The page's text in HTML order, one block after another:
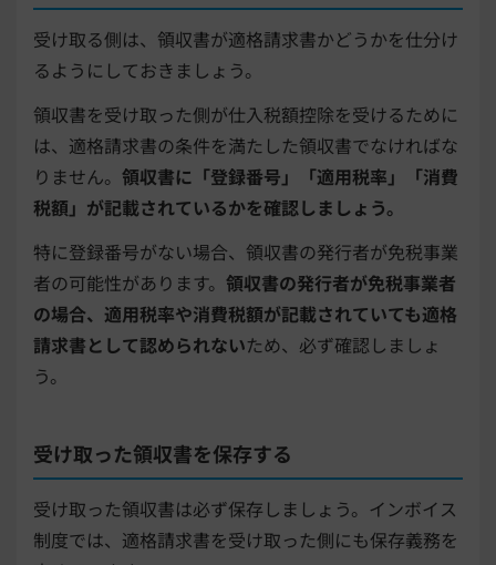
受け取る側は、領収書が適格請求書かどうかを仕分け
るようにしておきましょう。
領収書を受け取った側が仕入税額控除を受けるために
は、適格請求書の条件を満たした領収書でなければな
りません。 領収書に「登録番号」「適用税率」「消費
税額」が記載されているかを確認しましょう。
特に登録番号がない場合、領収書の発行者が免税事業
者の可能性があります。 領収書の発行者が免税事業者
の場合、適用税率や消費税額が記載されていても適格
請求書として認められないため、必ず確認しましょ
う。
受け取った領収書を保存する
受け取った領収書は必ず保存しましょう。インボイス
制度では、適格請求書を受け取った側にも保存義務を